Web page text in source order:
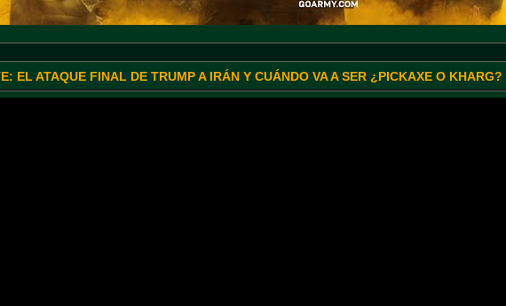
EL ATAQUE FINAL DE TRUMP A IRÁN Y CUÁNDO VA A SER ¿PICKAXE O